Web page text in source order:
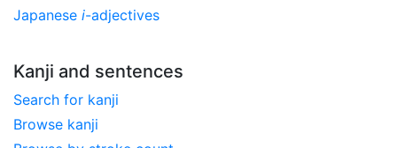
Japanese i-adjectives
Kanji and sentences
Search for kanji
Browse kanji